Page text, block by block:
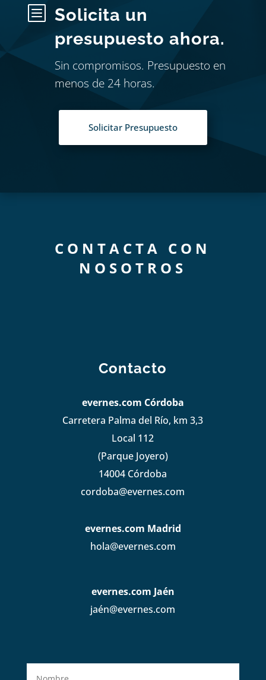
b
Solicita un
presupuesto ahora.
Sin compromisos. Presupuesto en
menos de 24 horas.
Solicitar Presupuesto
CONTACTA CON
NOSOTROS
Contacto
evernes.com Córdoba
Carretera Palma del Río, km 3,3
Local 112
(Parque Joyero)
14004 Córdoba
cordoba@evernes.com
evernes.com Madrid
hola@evernes.com
evernes.com Jaén
jaén@evernes.com